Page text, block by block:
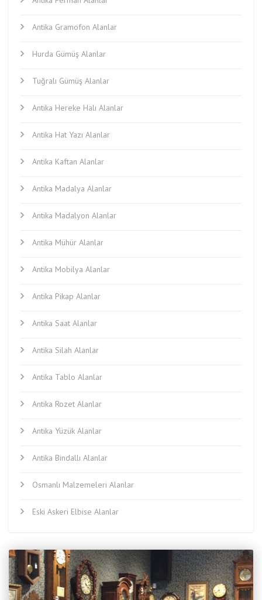
Antika Gramofon Alanlar
Hurda Gümüş Alanlar
Tuğralı Gümüş Alanlar
Antika Hereke Halı Alanlar
Antika Hat Yazı Alanlar
Antika Kaftan Alanlar
Antika Madalya Alanlar
Antika Madalyon Alanlar
Antika Mühür Alanlar
Antika Mobilya Alanlar
Antika Pikap Alanlar
Antika Saat Alanlar
Antika Silah Alanlar
Antika Tablo Alanlar
Antika Rozet Alanlar
Antika Yüzük Alanlar
Antika Bindallı Alanlar
Osmanlı Malzemeleri Alanlar
Eski Askeri Elbise Alanlar